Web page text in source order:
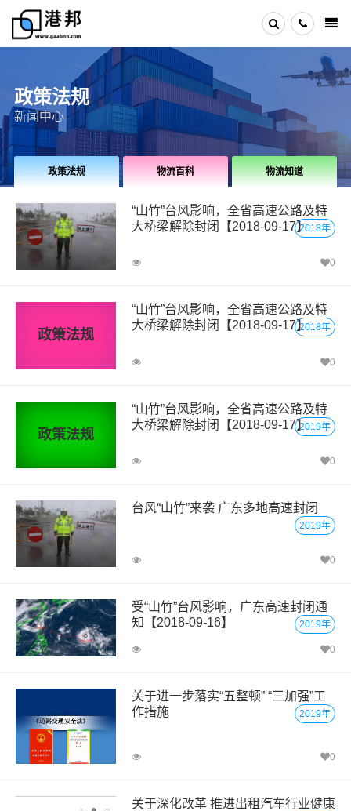
政策法规
新闻中心
政策法规 物流百科 物流知道
“山竹”台风影响，全省高速公路及特
大桥梁解除封闭【2018-09-17】
0
2018年
政策法规
“山竹”台风影响，全省高速公路及特
大桥梁解除封闭【2018-09-17】
0
2018年
政策法规
“山竹”台风影响，全省高速公路及特
大桥梁解除封闭【2018-09-17】
0
2019年
台风“山竹”来袭 广东多地高速封闭
0
2019年
受“山竹”台风影响，广东高速封闭通
知【2018-09-16】
0
2019年
关于进一步落实“五整顿” “三加强”工
作措施
0
2019年
关于深化改革 推进出租汽车行业健康